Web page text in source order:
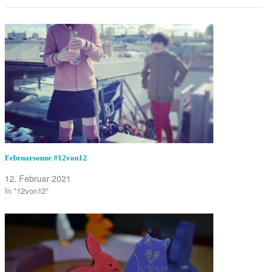
Februarsonne #12von12
12. Februar 2021
In "12von12"